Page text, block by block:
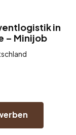
in
– Minijob